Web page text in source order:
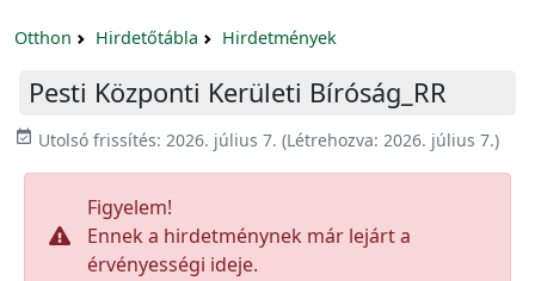
Otthon Hirdetőtábla Hirdetmények
Pesti Központi Kerületi Bíróság_RR
event_available Utolsó frissítés: 2026. július 7. (Létrehozva: 2026. július 7.)
Figyelem!
Ennek a hirdetménynek már lejárt a
érvényességi ideje.